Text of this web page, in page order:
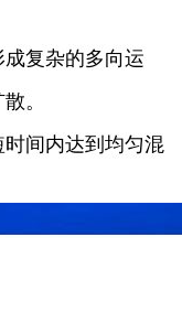
复杂的多向运
。
间内达到均匀混